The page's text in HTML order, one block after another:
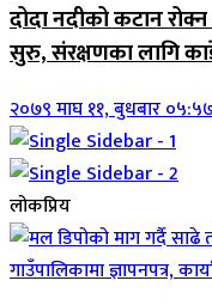
दोदा नदीको कटान
सुरु, संरक्षणका लागि
२०७९ माघ ११, बुधबार
लोकप्रिय